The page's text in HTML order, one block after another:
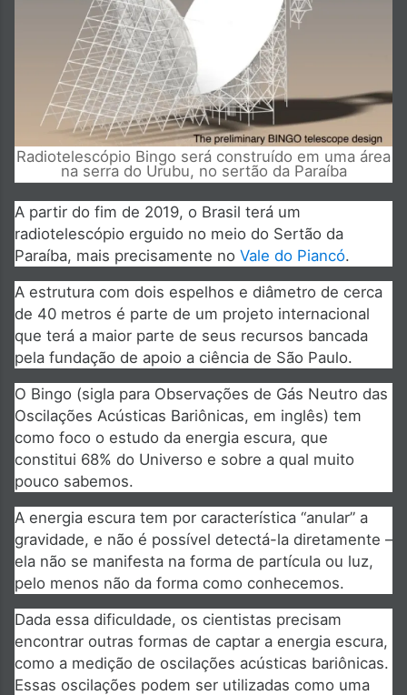
Radiotelescópio Bingo será construído em uma área
na serra do Urubu, no sertão da Paraíba
A partir do fim de 2019, o Brasil terá um
radiotelescópio erguido no meio do Sertão da
Paraíba, mais precisamente no Vale do Piancó.
A estrutura com dois espelhos e diâmetro de cerca
de 40 metros é parte de um projeto internacional
que terá a maior parte de seus recursos bancada
pela fundação de apoio a ciência de São Paulo.
O Bingo (sigla para Observações de Gás Neutro das
Oscilações Acústicas Bariônicas, em inglês) tem
como foco o estudo da energia escura, que
constitui 68% do Universo e sobre a qual muito
pouco sabemos.
A energia escura tem por característica “anular” a
gravidade, e não é possível detectá-la diretamente –
ela não se manifesta na forma de partícula ou luz,
pelo menos não da forma como conhecemos.
Dada essa dificuldade, os cientistas precisam
encontrar outras formas de captar a energia escura,
como a medição de oscilações acústicas bariônicas.
Essas oscilações podem ser utilizadas como uma